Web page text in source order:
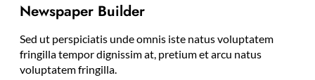
Newspaper Builder
Sed ut perspiciatis unde omnis iste natus voluptatem
fringilla tempor dignissim at, pretium et arcu natus
voluptatem fringilla.